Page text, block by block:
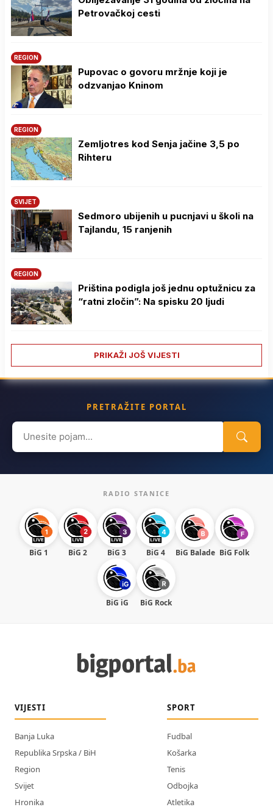
Petrovačkoj cesti
REGION
Pupovac o govoru mržnje koji je
odzvanjao Kninom
REGION
Zemljotres kod Senja jačine 3,5 po
Rihteru
SVIJET
Sedmoro ubijenih u pucnjavi u školi na
Tajlandu, 15 ranjenih
REGION
Priština podigla još jednu optužnicu za
“ratni zločin”: Na spisku 20 ljudi
PRIKAŽI JOŠ VIJESTI
PRETRAŽITE PORTAL
Search
for:
RADIO STANICE
BiG 1 BiG 2 BiG 3 BiG 4 BiG Balade BiG Folk
BiG iG BiG Rock
VIJESTI
Banja Luka
Republika Srpska / BiH
Region
Svijet
Hronika
SPORT
Fudbal
Košarka
Tenis
Odbojka
Atletika